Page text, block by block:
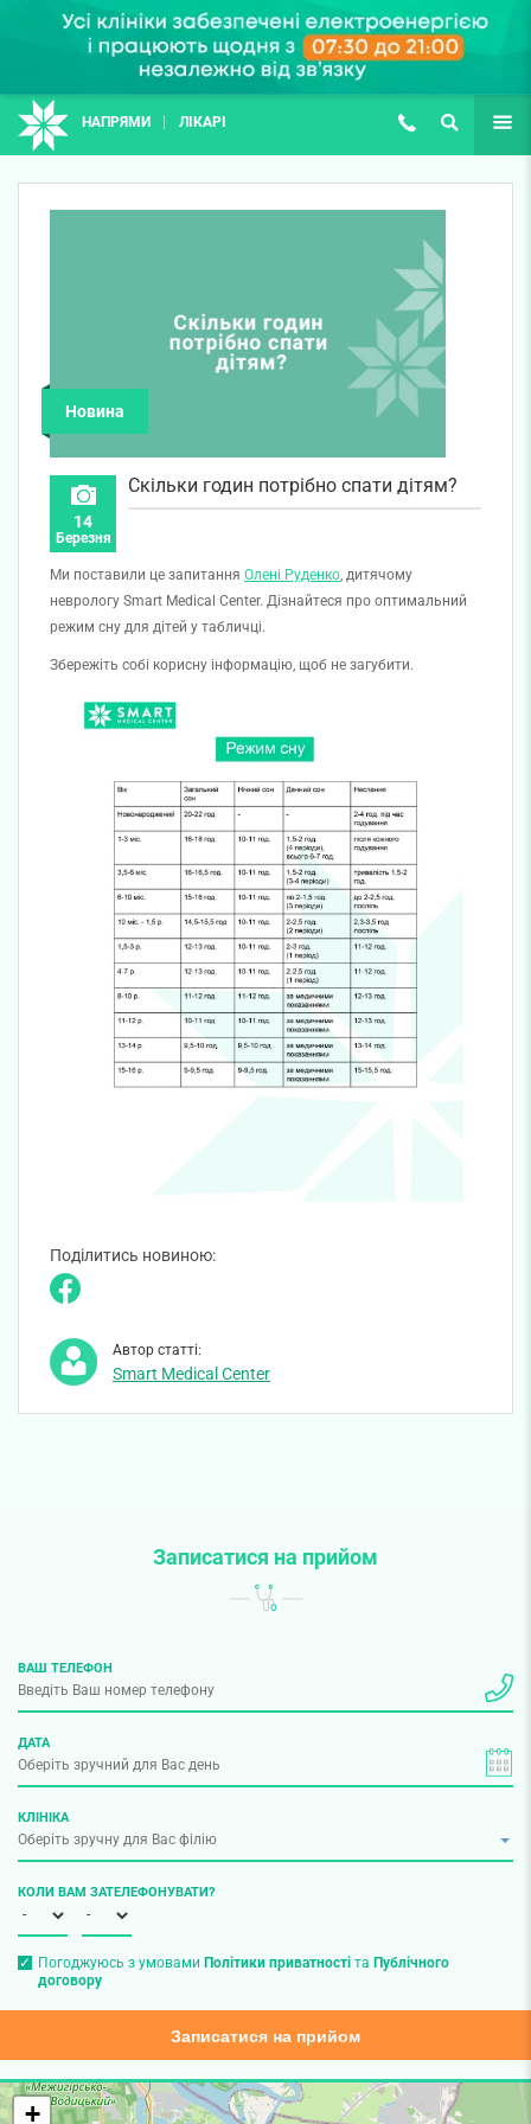
НАПРЯМИ ЛІКАРІ (067) 127-03-03
ПОШУК ЩЕ
Новина
14
Березня
Скільки годин потрібно спати дітям?
Ми поставили це запитання Олені Руденко , дитячому
неврологу Smart Medical Center. Дізнайтеся про оптимальний
режим сну для дітей у табличці.
Збережіть собі корисну інформацію, щоб не загубити.
Поділитись новиною:
Автор статті:
Smart Medical Center
Записатися на прийом
ВАШ ТЕЛЕФОН
ДАТА
КЛІНІКА
КОЛИ ВАМ ЗАТЕЛЕФОНУВАТИ?
Погоджуюсь з умовами Політики приватностіта Публічного
договору
Записатися на прийом
+